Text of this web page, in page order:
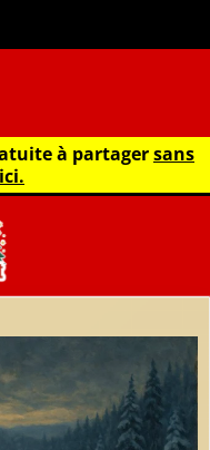
à partagersans